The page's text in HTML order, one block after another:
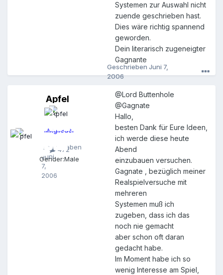
Systemen zur Auswahl nicht
zuende geschrieben hast.
Dies wäre richtig spannend
geworden.
Dein literarisch zugeneigter
Gagnante
A
p
f
Geschrieben
Juni
7,
2006
Apfel
Mitglieder
472
Gender:Male
Geschrieben Juni 7,
2006
@Lord Buttenhole
@Gagnate
Hallo,
besten Dank für Eure Ideen,
ich werde diese heute
Abend
einzubauen versuchen.
Gagnate , bezüglich meiner
Realspielversuche mit
mehreren
Systemen muß ich
zugeben, dass ich das
noch nie gemacht
aber schon oft daran
gedacht habe.
Im Moment habe ich so
wenig Interesse am Spiel,